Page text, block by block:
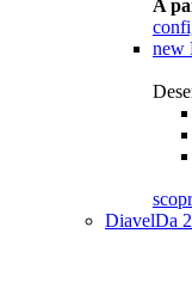
A
new
DiavelDa